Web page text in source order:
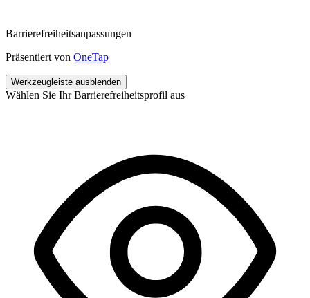
Barrierefreiheitsanpassungen
Präsentiert von OneTap
Werkzeugleiste ausblenden
Wählen Sie Ihr Barrierefreiheitsprofil aus